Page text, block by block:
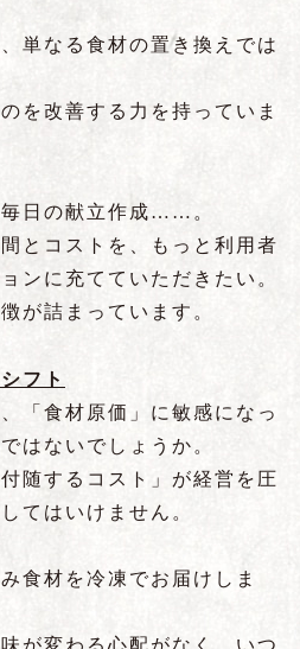
単なる食材の置き換えでは
を改善する力を持っていま
日の献立作成……。
とコストを、もっと利用者
ンに充てていただきたい。
が詰まっています。
フト
「食材原価」に敏感になっ
はないでしょうか。
随するコスト」が経営を圧
てはいけません。
食材を冷凍でお届けしま